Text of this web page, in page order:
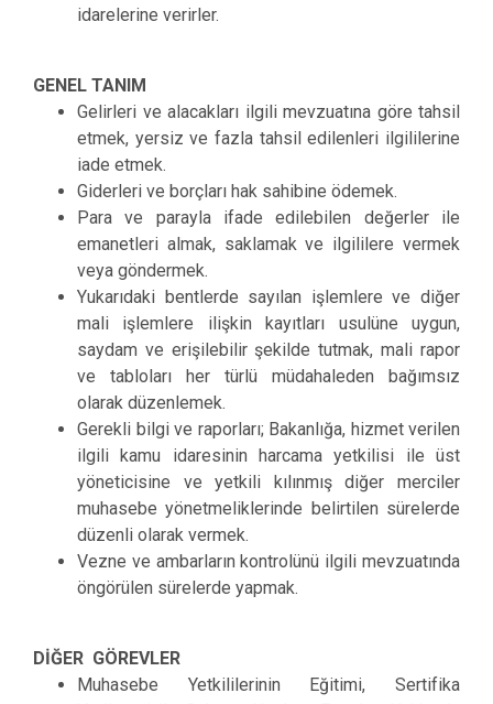
idarelerine verirler.
GENEL TANIM
Gelirleri ve alacakları ilgili mevzuatına göre tahsil
etmek, yersiz ve fazla tahsil edilenleri ilgililerine
iade etmek.
Giderleri ve borçları hak sahibine ödemek.
Para ve parayla ifade edilebilen değerler ile
emanetleri almak, saklamak ve ilgililere vermek
veya göndermek.
Yukarıdaki bentlerde sayılan işlemlere ve diğer
mali işlemlere ilişkin kayıtları usulüne uygun,
saydam ve erişilebilir şekilde tutmak, mali rapor
ve tabloları her türlü müdahaleden bağımsız
olarak düzenlemek.
Gerekli bilgi ve raporları; Bakanlığa, hizmet verilen
ilgili kamu idaresinin harcama yetkilisi ile üst
yöneticisine ve yetkili kılınmış diğer merciler
muhasebe yönetmeliklerinde belirtilen sürelerde
düzenli olarak vermek.
Vezne ve ambarların kontrolünü ilgili mevzuatında
öngörülen sürelerde yapmak.
DİĞER GÖREVLER
Muhasebe Yetkililerinin Eğitimi, Sertifika